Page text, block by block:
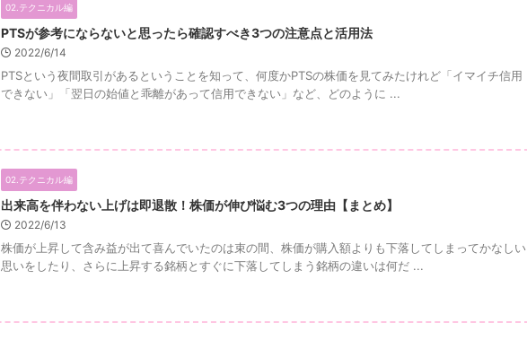
02.テクニカル編
PTSが参考にならないと思ったら確認すべき3つの注意点と活用法
2022/6/14
PTSという夜間取引があるということを知って、何度かPTSの株価を見てみたけれど「イマイチ信用
できない」「翌日の始値と乖離があって信用できない」など、どのように ...
02.テクニカル編
出来高を伴わない上げは即退散！株価が伸び悩む3つの理由【まとめ】
2022/6/13
株価が上昇して含み益が出て喜んでいたのは束の間、株価が購入額よりも下落してしまってかなしい
思いをしたり、さらに上昇する銘柄とすぐに下落してしまう銘柄の違いは何だ ...